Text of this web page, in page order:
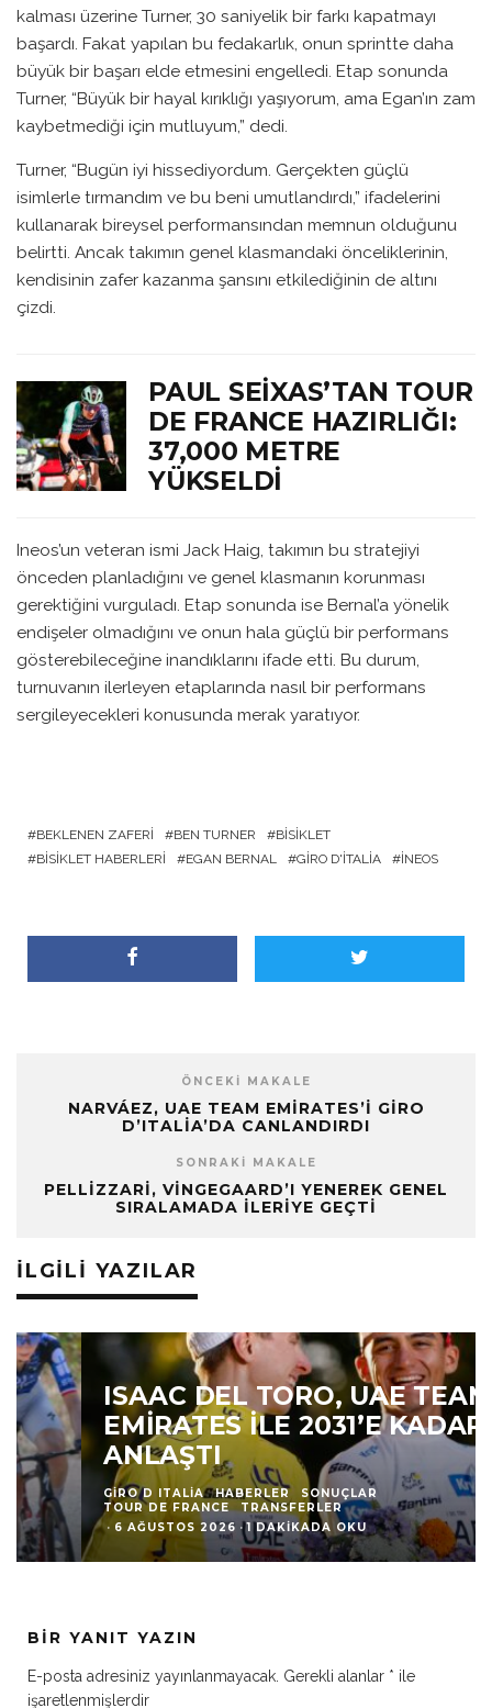
kalması üzerine Turner, 30 saniyelik bir farkı kapatmayı
başardı. Fakat yapılan bu fedakarlık, onun sprintte daha
büyük bir başarı elde etmesini engelledi. Etap sonunda
Turner, “Büyük bir hayal kırıklığı yaşıyorum, ama Egan’ın zam
kaybetmediği için mutluyum,” dedi.
Turner, “Bugün iyi hissediyordum. Gerçekten güçlü
isimlerle tırmandım ve bu beni umutlandırdı,” ifadelerini
kullanarak bireysel performansından memnun olduğunu
belirtti. Ancak takımın genel klasmandaki önceliklerinin,
kendisinin zafer kazanma şansını etkilediğinin de altını
çizdi.
PAUL SEIXAS’TAN TOUR
DE FRANCE HAZIRLIĞI:
37,000 METRE
YÜKSELDI
Ineos’un veteran ismi Jack Haig, takımın bu stratejiyi
önceden planladığını ve genel klasmanın korunması
gerektiğini vurguladı. Etap sonunda ise Bernal’a yönelik
endişeler olmadığını ve onun hala güçlü bir performans
gösterebileceğine inandıklarını ifade etti. Bu durum,
turnuvanın ilerleyen etaplarında nasıl bir performans
sergileyecekleri konusunda merak yaratıyor.
BEKLENEN ZAFERI BEN TURNER
BISIKLET
BISIKLET HABERLERI
EGAN BERNAL GIRO D'ITALIA INEOS
ÖNCEKI MAKALE
NARVÁEZ, UAE TEAM EMIRATES’I GIRO
D’ITALIA’DA CANLANDIRDI
SONRAKI MAKALE
PELLIZZARI, VINGEGAARD’I YENEREK GENEL
SIRALAMADA İLERIYE GEÇTI
İLGILI YAZILAR
ISAAC DEL TORO, UAE TEAM
EMIRATES ILE 2031’E KADAR
ANLAŞTI
GIRO D ITALIA HABERLER
SONUÇLAR
TOUR DE FRANCE
TRANSFERLER
6 AĞUSTOS 2026 · 1 DAKIKADA OKU
BIR YANIT YAZIN
E-posta adresiniz yayınlanmayacak. Gerekli alanlar * ile
işaretlenmişlerdir